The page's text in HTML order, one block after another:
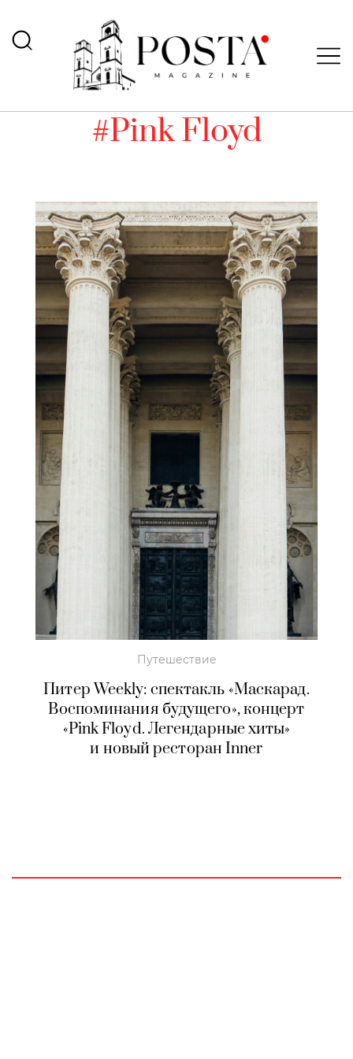
#Pink Floyd
Путешествие
Питер Weekly: спектакль «Маскарад.
Воспоминания будущего», концерт
«Pink Floyd. Легендарные хиты»
и новый ресторан Inner